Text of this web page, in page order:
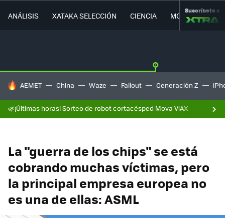
ANÁLISIS XATAKA SELECCIÓN CIENCIA MOVILIDAD
Suscríbete a
HOY SE HABLA DE
AEMET China Waze Fallout Generación Z
🌿¡Últimas horas! Sorteo de robot cortacésped Mova ViAX
La "guerra de los chips" se está
cobrando muchas víctimas, pero
la principal empresa europea no
es una de ellas: ASML